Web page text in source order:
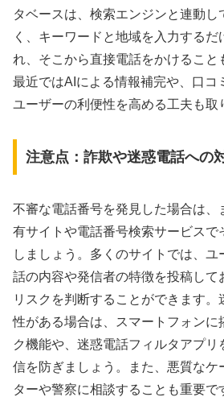
タベースは、検索エンジンと連動し
く、キーワードと地域を入力するだ
れ、そこから直接電話をかけること
最近ではAIによる情報補完や、口コ
ユーザーの利便性を高める工夫も取
注意点：詐欺や迷惑電話への
不審な電話番号を発見した場合は、
有サイトや電話番号検索サービスで
しましょう。多くのサイトでは、ユ
話の内容や発信者の特徴を投稿して
リスクを判断することができます
性がある場合は、スマートフォンに
ク機能や、迷惑電話フィルタアプ
信を防ぎましょう。また、悪質なケ
ターや警察に相談することも重要